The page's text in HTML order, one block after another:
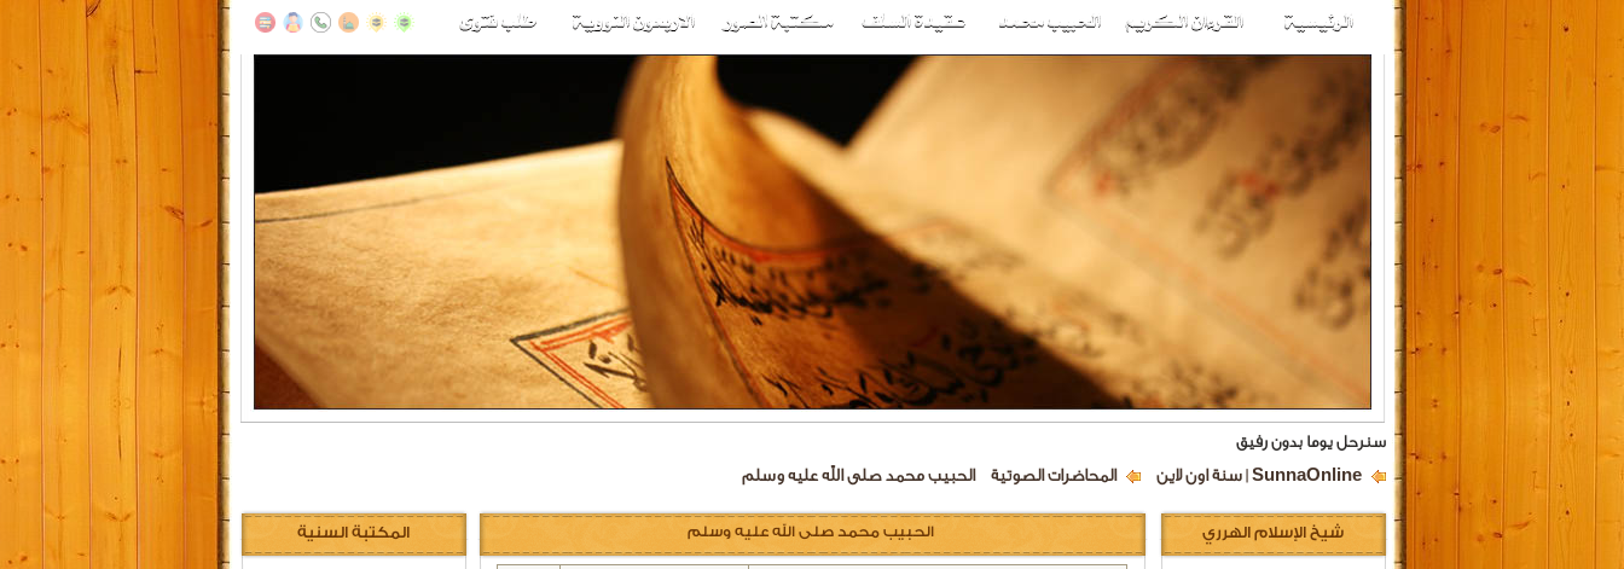
سنرحل يوما بدون رفيق
SunnaOnline | سنة اون لاين المحاضرات الصوتية الحبيب محمد صلى الله عليه وسلم
شيخ الإسلام الهرري المكتبة السنية الحبيب محمد صلى الله عليه وسلم